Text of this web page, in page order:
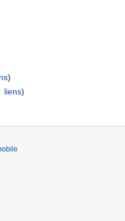
)
liens)